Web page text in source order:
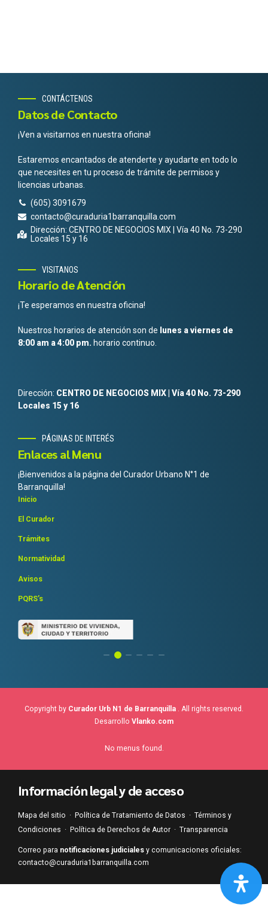
CONTÁCTENOS
Datos de Contacto
¡Ven a visitarnos en nuestra oficina!
Estaremos encantados de atenderte y ayudarte en todo lo
que necesites en tu proceso de trámite de permisos y
licencias urbanas.
(605) 3091679
contacto@curaduria1barranquilla.com
Dirección: CENTRO DE NEGOCIOS MIX | Vía 40 No. 73-290
Locales 15 y 16
VISITANOS
Horario de Atención
¡Te esperamos en nuestra oficina!
Nuestros horarios de atención son de lunes a viernes de
8:00 am a 4:00 pm. horario continuo.
Dirección: CENTRO DE NEGOCIOS MIX | Vía 40 No. 73-290
Locales 15 y 16
PÁGINAS DE INTERÉS
Enlaces al Menu
¡Bienvenidos a la página del Curador Urbano N°1 de
Barranquilla!
Inicio
El Curador
Trámites
Normatividad
Avisos
PQRS’s
Copyright by Curador Urb N1 de Barranquilla . All rights reserved.
Desarrollo Vlanko.com
No menus found.
Información legal y de acceso
Mapa del sitio · Política de Tratamiento de Datos · Términos y
Condiciones · Política de Derechos de Autor · Transparencia
Correo para notificaciones judiciales y comunicaciones oficiales:
contacto@curaduria1barranquilla.com